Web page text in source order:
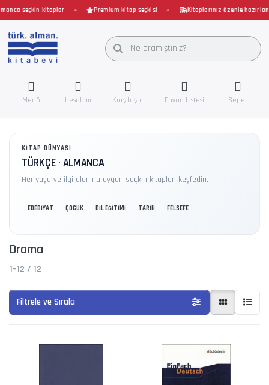
seçkin kitaplar Premium kitap seçkisi Kitaplarınız özenle hazırlanır
Menü Hesabım Karşılaştır Favori Listesi Sepet
KITAP DÜNYASI
TÜRKÇE · ALMANCA
Her yaşa ve ilgi alanına uygun seçkin kitapları keşfedin.
EDEBİYAT ÇOCUK DİL EĞİTİMİ TARİH FELSEFE
Drama
1-12 / 12
Filtrele ve Sırala